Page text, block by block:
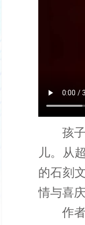
孩
儿。从
的石刻
情与喜
作